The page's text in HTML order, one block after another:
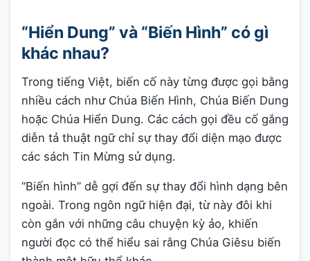
“Hiển Dung” và “Biến Hình” có gì
khác nhau?
Trong tiếng Việt, biến cố này từng được gọi bằng
nhiều cách như Chúa Biến Hình, Chúa Biến Dung
hoặc Chúa Hiển Dung. Các cách gọi đều cố gắng
diễn tả thuật ngữ chỉ sự thay đổi diện mạo được
các sách Tin Mừng sử dụng.
“Biến hình” dễ gợi đến sự thay đổi hình dạng bên
ngoài. Trong ngôn ngữ hiện đại, từ này đôi khi
còn gắn với những câu chuyện kỳ ảo, khiến
người đọc có thể hiểu sai rằng Chúa Giêsu biến